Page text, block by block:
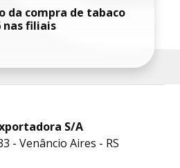
da compra de tabaco
nas filiais
S/A
- Venâncio Aires - RS